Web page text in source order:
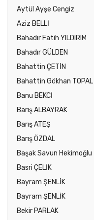
Aytül Ayşe Cengiz
Aziz BELLİ
Bahadır Fatih YILDIRIM
Bahadır GÜLDEN
Bahattin ÇETİN
Bahattin Gökhan TOPAL
Banu BEKCİ
Barış ALBAYRAK
Barış ATEŞ
Barış ÖZDAL
Başak Savun Hekimoğlu
Basri ÇELİK
Bayram ŞENLİK
Bayram ŞENLİK
Bekir PARLAK